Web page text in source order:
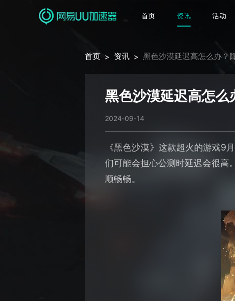
首页 资讯 活动
首页 > 资讯 > 黑色沙漠延迟高怎么办？
黑色沙漠延迟高怎么
2024-09-14
《黑色沙漠》这款超火的游戏9
们可能会担心公测时延迟会很高
顺畅畅。